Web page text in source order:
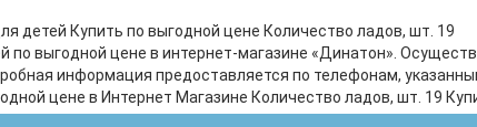
дисплеем. Не знаете,
на день..
детей Купить по выгодной цене Количество ладов, шт. 19
по выгодной цене в интернет-магазине «Динатон».
информация предоставляется по телефонам,
цене в Интернет Магазине Количество ладов, шт. 19